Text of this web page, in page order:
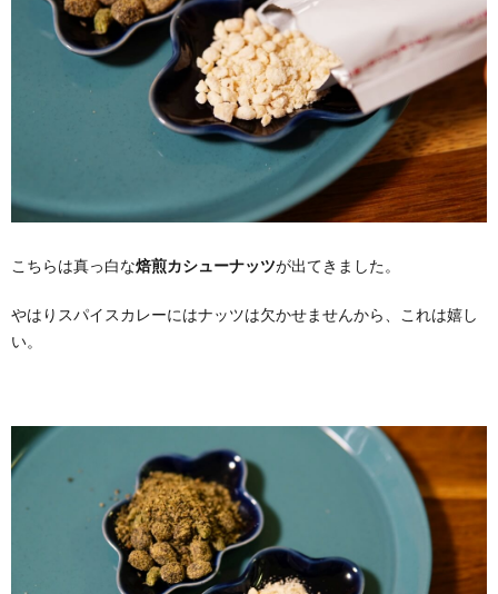
こちらは真っ白な焙煎カシューナッツが出てきました。
やはりスパイスカレーにはナッツは欠かせませんから、これは嬉し
い。